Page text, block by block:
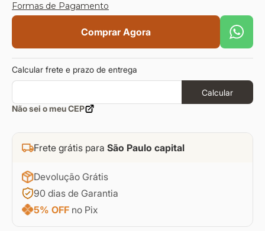
Formas de Pagamento
Comprar Agora
Calcular frete e prazo de entrega
Calcular
Não sei o meu CEP
Frete grátis para São Paulo capital
Devolução Grátis
90 dias de Garantia
5% OFF no Pix